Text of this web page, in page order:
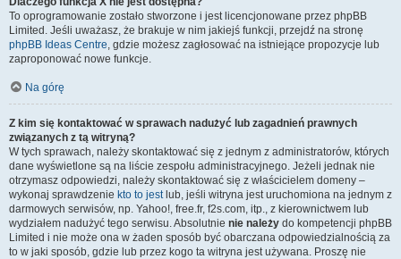
To oprogramowanie zostało stworzone i jest licencjonowane przez phpBB
Limited. Jeśli uważasz, że brakuje w nim jakiejś funkcji, przejdź na stronę
phpBB Ideas Centre, gdzie możesz zagłosować na istniejące propozycje lub
zaproponować nowe funkcje.
Na górę
Z kim się kontaktować w sprawach nadużyć lub zagadnień prawnych
związanych z tą witryną?
W tych sprawach, należy skontaktować się z jednym z administratorów, których
dane wyświetlone są na liście zespołu administracyjnego. Jeżeli jednak nie
otrzymasz odpowiedzi, należy skontaktować się z właścicielem domeny –
wykonaj sprawdzenie kto to jestlub, jeśli witryna jest uruchomiona na jednym z
darmowych serwisów, np. Yahoo!, free.fr, f2s.com, itp., z kierownictwem lub
wydziałem nadużyć tego serwisu. Absolutnie nie należy do kompetencji phpBB
Limited i nie może ona w żaden sposób być obarczana odpowiedzialnością za
to w jaki sposób, gdzie lub przez kogo ta witryna jest używana. Proszę nie